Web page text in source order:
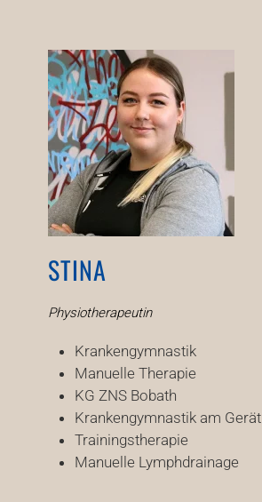
STINA
Physiotherapeutin
Krankengymnastik
Manuelle Therapie
KG ZNS Bobath
Krankengymnastik am Gerät
Trainingstherapie
Manuelle Lymphdrainage